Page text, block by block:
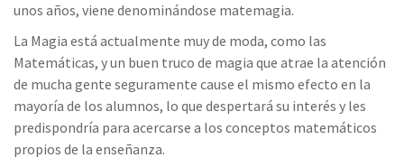
unos años, viene denominándose matemagia.
La Magia está actualmente muy de moda, como las
Matemáticas, y un buen truco de magia que atrae la atención
de mucha gente seguramente cause el mismo efecto en la
mayoría de los alumnos, lo que despertará su interés y les
predispondría para acercarse a los conceptos matemáticos
propios de la enseñanza.